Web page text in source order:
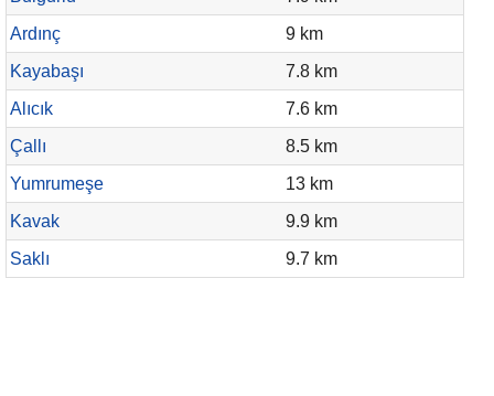
Ardınç
9 km
Kayabaşı
7.8 km
Alıcık
7.6 km
Çallı
8.5 km
Yumrumeşe
13 km
Kavak
9.9 km
Saklı
9.7 km